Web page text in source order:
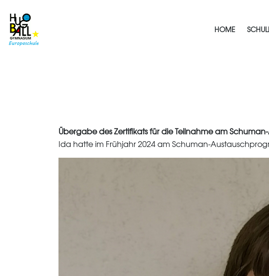
HOME
Übergabe des Zertifikats für die Teilnahme am
Ida hatte im Frühjahr 2024 am Schuman-